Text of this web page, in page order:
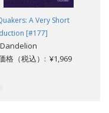
A Very Short
[#177]
格（税込）: ¥1,969